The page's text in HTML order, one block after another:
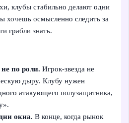
клубы стабильно делают одни
хочешь осмысленно следить за
грабли знать.
по роли. Игрок-звезда не
дыру. Клубу нужен
атакующего полузащитника,
окна. В конце, когда рынок